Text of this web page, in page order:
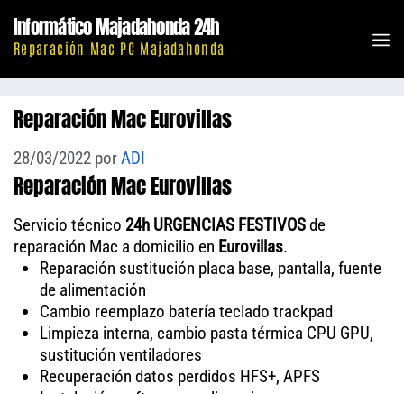
contenido
Informático Majadahonda 24h
Reparación Mac PC Majadahonda
Reparación Mac Eurovillas
28/03/2022 porADI
Reparación Mac Eurovillas
Servicio técnico 24h URGENCIAS FESTIVOSde
reparación Mac a domicilio en Eurovillas.
Reparación sustitución placa base, pantalla, fuente
de alimentación
Cambio reemplazo batería teclado trackpad
Limpieza interna, cambio pasta térmica CPU GPU,
sustitución ventiladores
Recuperación datos perdidos HFS+, APFS